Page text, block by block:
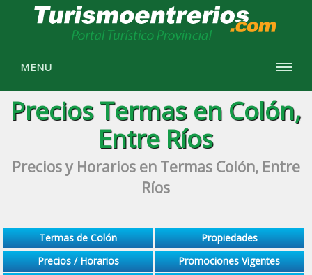
MENU
Precios Termas en Colón,
Entre Ríos
Precios y Horarios en Termas Colón, Entre
Ríos
Termas de Colón
Propiedades
Precios / Horarios
Promociones Vigentes